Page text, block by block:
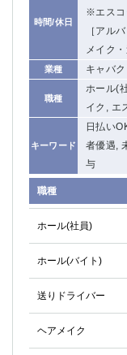
時間/休日
※エスコ
［アル
メイク
業種 キャバク
職種
ホール(
イク, エ
キーワード
日払い
者優遇,
与
職種
ホール(社員)
ホール(バイト)
送りドライバー
ヘアメイク
吉祥寺（南口／
四谷
下北沢・経堂
成増駅徒歩3分の
三軒茶屋（南口
①歌舞伎町 ②
①銀座 ②新橋
蒲田(西口)
①東武練馬 ②
金町
大泉学園
竹ノ塚
新小岩
祖師ヶ谷大蔵